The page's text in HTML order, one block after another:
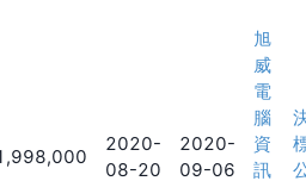
2020-
08-20
2020-
09-06
旭
威
電
腦
資
訊